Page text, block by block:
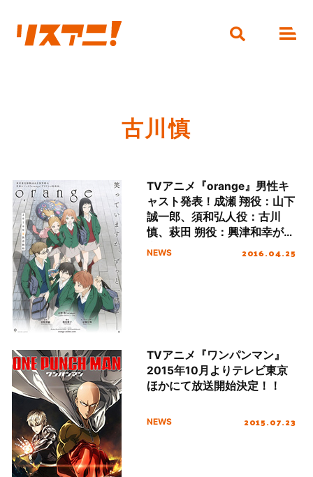
古川慎
TVアニメ『orange』男性キ
ャスト発表！成瀬 翔役：山下
誠一郎、須和弘人役：古川
慎、萩田 朔役：興津和幸が決
定！放送時期は2016年7月に
NEWS 2016.04.25
TVアニメ『ワンパンマン』
2015年10月よりテレビ東京
ほかにて放送開始決定！！
NEWS 2015.07.23